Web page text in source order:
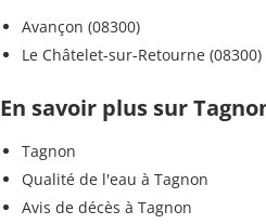
Avançon (08300)
Le Châtelet-sur-Retourne (08300)
En savoir plus sur
Tagnon
Qualité de l'eau à Tagnon
Avis de décès à Tagnon